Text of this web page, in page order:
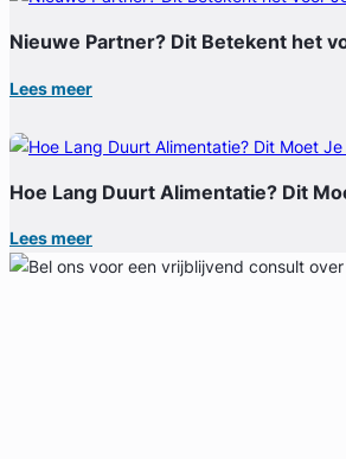
Nieuwe Partner? Dit Betekent het
Lees meer
Hoe Lang Duurt Alimentatie? Dit
Lees meer